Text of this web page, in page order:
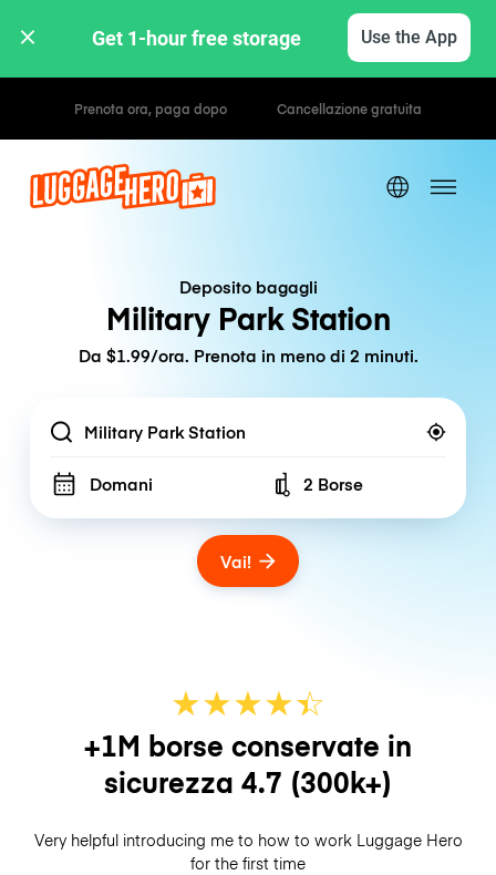
Get 1-hour free storage Use the App
Tariffe orarie / giornaliere
Deposito bagagli
Military Park Station
Da $1.99/ora. Prenota in meno di 2 minuti.
Location
Domani Number of bags
2 Borse
Vai!
★★★★☆
★
+1M borse conservate in
sicurezza 4.7 (300k+)
Very helpful introducing me to how to work Luggage Hero
for the first time